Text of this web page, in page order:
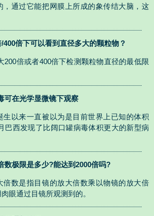
，通过它能把网膜上所成的象传结大脑，这
400倍下可以看到直径多大的颗粒物？
200倍或者400倍下检测颗粒物直径的最低限
可在光学显微镜下观察
生以来一直被以为是目前世界上已知的体积
巴西发现了比阔口罐病毒体积更大的新型病
数极限是多少?能达到2000倍吗?
倍数是指目镜的放大倍数乘以物镜的放大倍
眼通过目镜所观测到的。